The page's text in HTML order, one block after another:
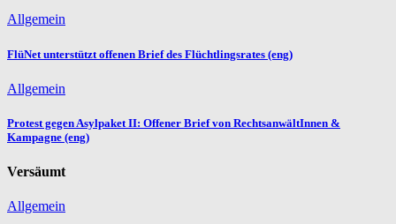
Allgemein
FlüNet unterstützt offenen Brief des Flüchtlingsrates (eng)
Allgemein
Protest gegen Asylpaket II: Offener Brief von RechtsanwältInnen &
Kampagne (eng)
Versäumt
Allgemein